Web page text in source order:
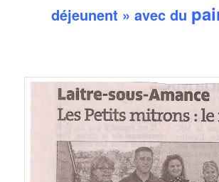
déjeunent » avec du